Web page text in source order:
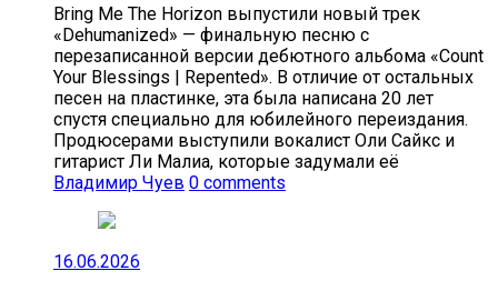
Bring Me The Horizon выпустили новый трек
«Dehumanized» — финальную песню с
перезаписанной версии дебютного альбома «Count
Your Blessings | Repented». В отличие от остальных
песен на пластинке, эта была написана 20 лет
спустя специально для юбилейного переиздания.
Продюсерами выступили вокалист Оли Сайкс и
гитарист Ли Малиа, которые задумали её
Владимир Чуев 0 comments
16.06.2026